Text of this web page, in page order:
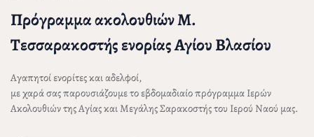
Πρόγραμμα ακολουθιών Μ.
Τεσσαρακοστής ενορίας Αγίου Βλασίου
Αγαπητοί ενορίτες και αδελφοί,
με χαρά σας παρουσιάζουμε το εβδομαδιαίο πρόγραμμα Ιερών
Ακολουθιών της Αγίας και Μεγάλης Σαρακοστής του Ιερού Ναού μας.